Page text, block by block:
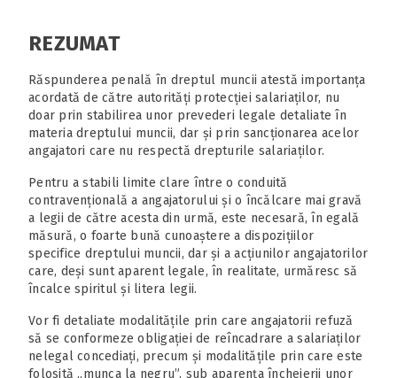
REZUMAT
Răspunderea penală în dreptul muncii atestă importanța
acordată de către autorități protecției salariaților, nu
doar prin stabilirea unor prevederi legale detaliate în
materia dreptului muncii, dar și prin sancționarea acelor
angajatori care nu respectă drepturile salariaților.
Pentru a stabili limite clare între o conduită
contravențională a angajatorului și o încălcare mai gravă
a legii de către acesta din urmă, este necesară, în egală
măsură, o foarte bună cunoaștere a dispozițiilor
specifice dreptului muncii, dar și a acțiunilor angajatorilor
care, deși sunt aparent legale, în realitate, urmăresc să
încalce spiritul și litera legii.
Vor fi detaliate modalitățile prin care angajatorii refuză
să se conformeze obligației de reîncadrare a salariaților
nelegal concediați, precum și modalitățile prin care este
folosită „munca la negru”, sub aparența încheierii unor